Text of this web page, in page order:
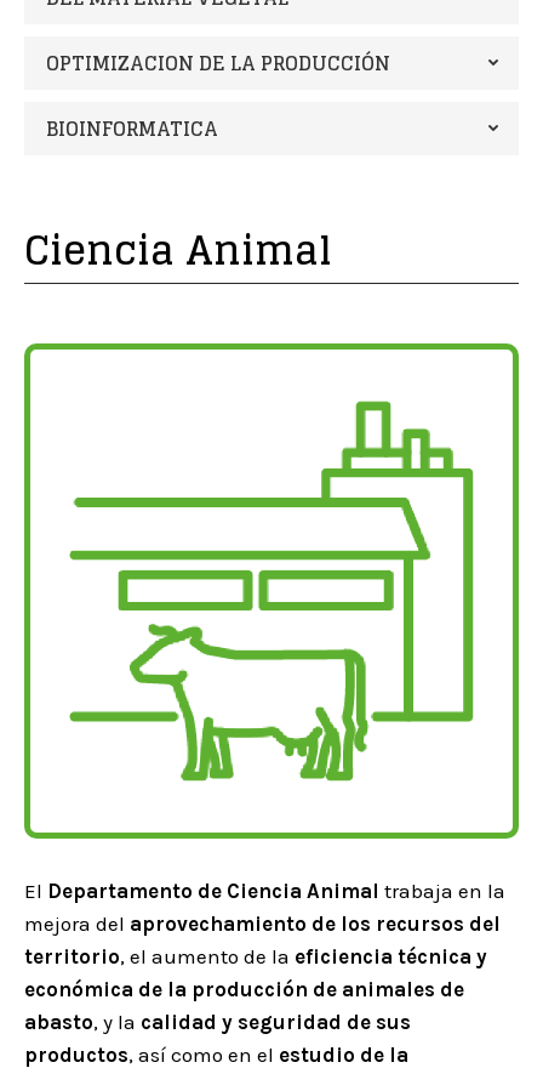
OPTIMIZACION DE LA PRODUCCIÓN
BIOINFORMATICA
Ciencia Animal
El Departamento de Ciencia Animal trabaja en la
mejora del aprovechamiento de los recursos del
territorio, el aumento de la eficiencia técnica y
económica de la producción de animales de
abasto, y la calidad y seguridad de sus
productos, así como en el estudio de la